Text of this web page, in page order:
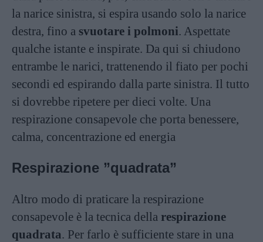
la narice sinistra, si espira usando solo la narice
destra, fino a svuotare i polmoni. Aspettate
qualche istante e inspirate. Da qui si chiudono
entrambe le narici, trattenendo il fiato per pochi
secondi ed espirando dalla parte sinistra. Il tutto
si dovrebbe ripetere per dieci volte. Una
respirazione consapevole che porta benessere,
calma, concentrazione ed energia
Respirazione ”quadrata”
Altro modo di praticare la respirazione
consapevole è la tecnica della respirazione
quadrata. Per farlo è sufficiente stare in una